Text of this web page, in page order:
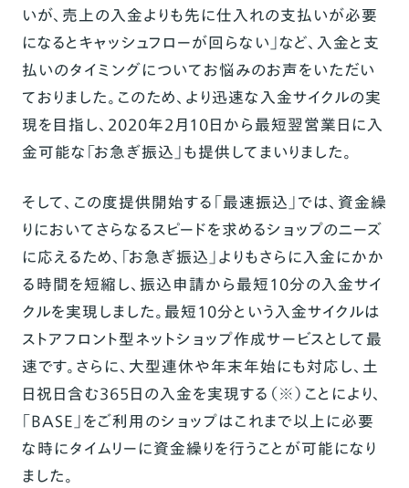
いが、売上の入金よりも先に仕入れの支払いが必要
になるとキャッシュフローが回らない」など、入金と支
払いのタイミングについてお悩みのお声をいただい
ておりました。このため、より迅速な入金サイクルの実
現を目指し、2020年2月10日から最短翌営業日に入
金可能な「お急ぎ振込」も提供してまいりました。
そして、この度提供開始する「最速振込」では、資金繰
りにおいてさらなるスピードを求めるショップのニーズ
に応えるため、「お急ぎ振込」よりもさらに入金にかか
る時間を短縮し、振込申請から最短10分の入金サイ
クルを実現しました。最短10分という入金サイクルは
ストアフロント型ネットショップ作成サービスとして最
速です。さらに、大型連休や年末年始にも対応し、土
日祝日含む365日の入金を実現する（※）ことにより、
「BASE」をご利用のショップはこれまで以上に必要
な時にタイムリーに資金繰りを行うことが可能になり
ました。